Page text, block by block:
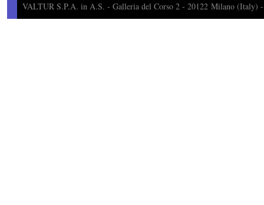
VALTUR S.P.A. in A.S. - Galleria del Corso 2 - 20122 Milano (Italy)